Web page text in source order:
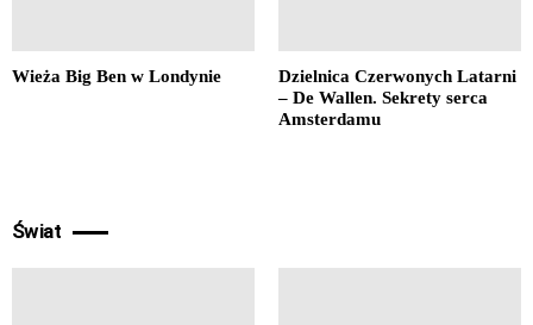
Wieża Big Ben w Londynie
Dzielnica Czerwonych Latarni
– De Wallen. Sekrety serca
Amsterdamu
Świat